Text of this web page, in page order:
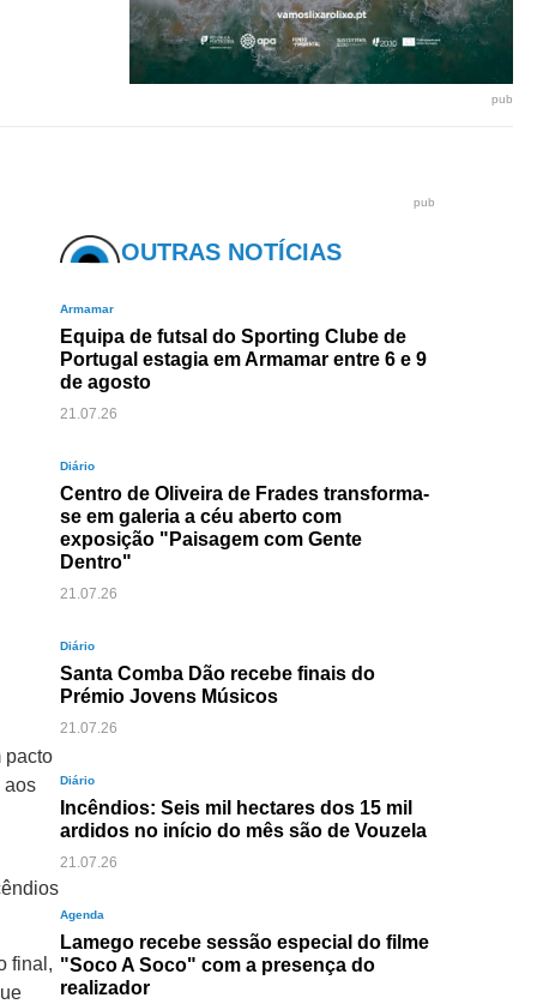
pub
pacto
aos
final,
pub
OUTRAS NOTÍCIAS
Armamar
Equipa de futsal do Sporting Clube de
Portugal estagia em Armamar entre 6 e 9
de agosto
21.07.26
Diário
Centro de Oliveira de Frades transforma-
se em galeria a céu aberto com
exposição "Paisagem com Gente
Dentro"
21.07.26
Diário
Santa Comba Dão recebe finais do
Prémio Jovens Músicos
21.07.26
Diário
Incêndios: Seis mil hectares dos 15 mil
ardidos no início do mês são de Vouzela
21.07.26
Agenda
Lamego recebe sessão especial do filme
"Soco A Soco" com a presença do
realizador